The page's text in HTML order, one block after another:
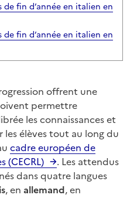
de fin d’année en italien en
de fin d’année en italien en
offrent une
permettre
les connaissances et
élèves tout au long du
cadre européen de
(CECRL)
. Les attendus
dans quatre langues
, en allemand, en